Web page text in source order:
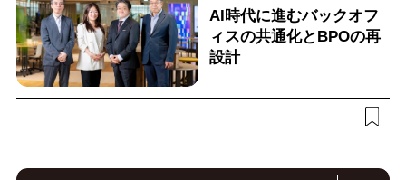
AI時代に進むバックオフ
ィスの共通化とBPOの再
設計